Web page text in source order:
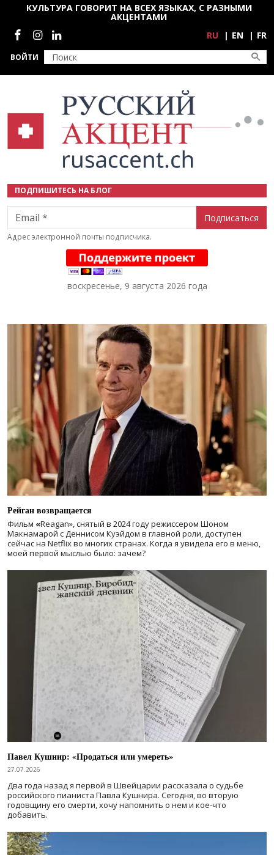
Перейти к основному содержанию
ВОЙТИ
КУЛЬТУРА ГОВОРИТ НА ВСЕХ ЯЗЫКАХ, С РАЗНЫМИ
АКЦЕНТАМИ
Социальные сети
RU EN FR
ПОДПИШИТЕСЬ НА БЛОГ
Email
Адрес электронной почты подписчика.
воскресенье, 9 августа 2026 года
Рейган возвращается
Фильм «Reagan», снятый в 2024 годурежиссером Шоном
Макнамарой с Деннисом Куэйдом в главной роли, доступен
сейчас на Netflix во многих странах. Когда я увидела его в меню,
моей первой мыслью было: зачем?
Павел Кушнир: «Продаться или умереть»
27.07.2026
Два года назад я первой в Швейцарии рассказала о судьбе
российского пианиста Павла Кушнира. Сегодня, во вторую
годовщину его смерти, хочу напомнить о нем и кое-что
добавить.